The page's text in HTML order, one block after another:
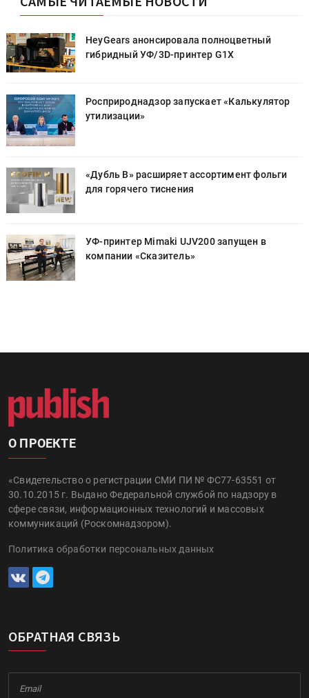
HeyGears анонсировала полноцветный
гибридный УФ/3D-принтер G1X
Росприроднадзор запускает «Калькулятор
утилизации»
«Дубль В» расширяет ассортимент фольги
для горячего тиснения
УФ-принтер Mimaki UJV200 запущен в
компании «Сказитель»
О ПРОЕКТЕ
«Свидетельство о регистрации СМИ ПИ № ФС77-63551 от
30.10.2015 г. Выдано Федеральной службой по надзору в
сфере связи, информационных технологий и массовых
коммуникаций (Роскомнадзором).
Политика обработки персональных данных
ОБРАТНАЯ СВЯЗЬ